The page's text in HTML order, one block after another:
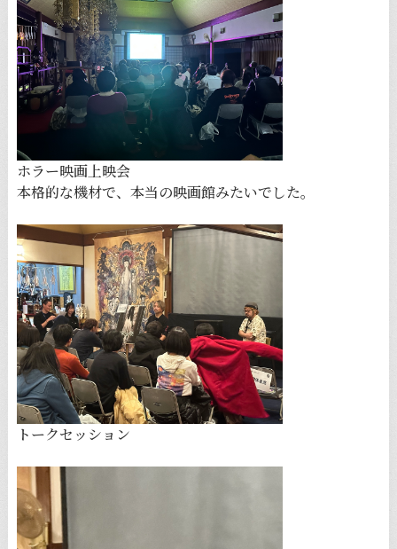
ホラー映画上映会
本格的な機材で、本当の映画館みたいでした。
トークセッション